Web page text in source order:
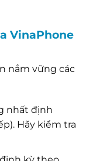
VinaPhone
nắm vững các
nhất định
Hãy kiểm tra